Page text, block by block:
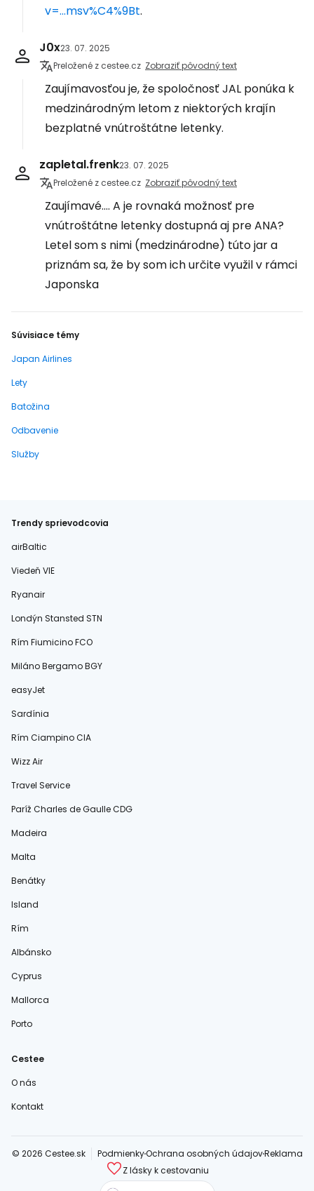
v=...msv%C4%9Bt.
J0x23. 07. 2025
Preložené z cestee.cz Zobraziť pôvodný text
Zaujímavosťou je, že spoločnosť JAL ponúka k
medzinárodným letom z niektorých krajín
bezplatné vnútroštátne letenky.
zapletal.frenk23. 07. 2025
Preložené z cestee.cz Zobraziť pôvodný text
Zaujímavé.... A je rovnaká možnosť pre
vnútroštátne letenky dostupná aj pre ANA?
Letel som s nimi (medzinárodne) túto jar a
priznám sa, že by som ich určite využil v rámci
Japonska
Súvisiace témy
Japan Airlines
Lety
Batožina
Odbavenie
Služby
Trendy sprievodcovia
airBaltic
Viedeň VIE
Ryanair
Londýn Stansted STN
Rím Fiumicino FCO
Miláno Bergamo BGY
easyJet
Sardínia
Rím Ciampino CIA
Wizz Air
Travel Service
Paríž Charles de Gaulle CDG
Madeira
Malta
Benátky
Island
Rím
Albánsko
Cyprus
Mallorca
Porto
Cestee
O nás
Kontakt
© 2026 Cestee.sk PodmienkyOchrana osobných údajovReklama
Z lásky k cestovaniu
cestee.com